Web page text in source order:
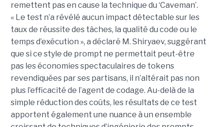
remettent pas en cause la technique du ‘Caveman’.
« Le test n’a révélé aucun impact détectable sur les
taux de réussite des tâches, la qualité du code ou le
temps d’exécution », a déclaré M. Shiryaev, suggérant
que si ce style de prompt ne permettait peut-être
pas les économies spectaculaires de tokens
revendiquées par ses partisans, il n’altérait pas non
plus l’efficacité de l’agent de codage. Au-delà de la
simple réduction des coûts, les résultats de ce test
apportent également une nuance à un ensemble